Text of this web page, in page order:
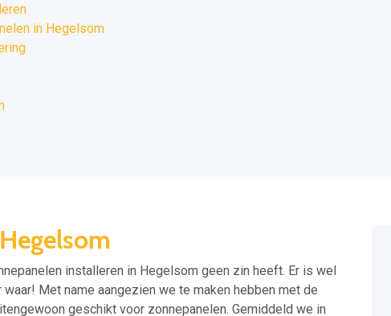
in Hegelsom
installeren in Hegelsom geen zin heeft. Er is wel
Met name aangezien we te maken hebben met de
geschikt voor zonnepanelen. Gemiddeld we in